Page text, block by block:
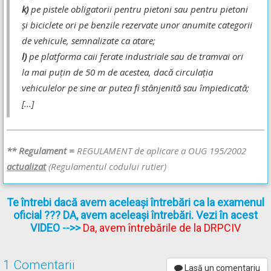
k)pe pistele obligatorii pentru pietoni sau pentru pietoni
şi biciclete ori pe benzile rezervate unor anumite categorii
de vehicule, semnalizate ca atare;
l)pe platforma caii ferate industriale sau de tramvai ori
la mai puţin de 50 m de acestea, dacă circulaţia
vehiculelor pe sine ar putea fi stânjenită sau împiedicată;
[...]
** Regulament = REGULAMENT de aplicare a OUG 195/2002
actualizat (Regulamentul codului rutier)
Te întrebi dacă avem aceleași întrebări ca la examenul
oficial ??? DA, avem aceleași întrebări. Vezi în acest
VIDEO -->>Da, avem întrebările de la DRPCIV
1 Comentarii Lasă un comentariu